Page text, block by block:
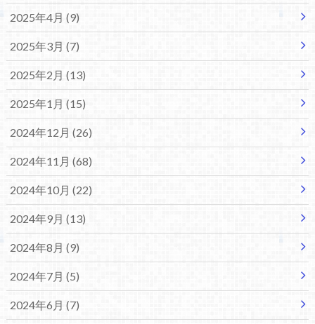
2025年4月 (9)
2025年3月 (7)
2025年2月 (13)
2025年1月 (15)
2024年12月 (26)
2024年11月 (68)
2024年10月 (22)
2024年9月 (13)
2024年8月 (9)
2024年7月 (5)
2024年6月 (7)